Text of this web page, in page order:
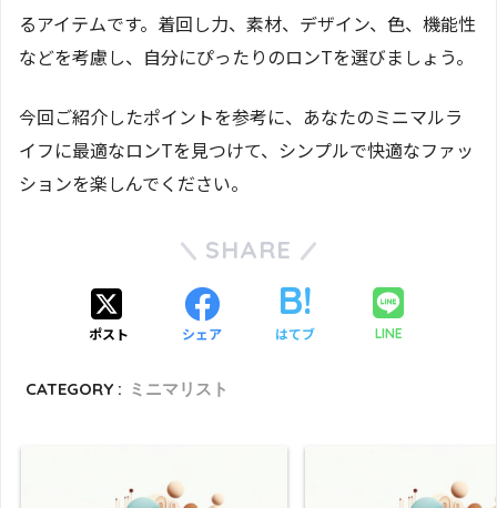
るアイテムです。着回し力、素材、デザイン、色、機能性
などを考慮し、自分にぴったりのロンTを選びましょう。
今回ご紹介したポイントを参考に、あなたのミニマルラ
イフに最適なロンTを見つけて、シンプルで快適なファッ
ションを楽しんでください。
SHARE
ポスト シェア はてブ LINE
CATEGORY : ミニマリスト